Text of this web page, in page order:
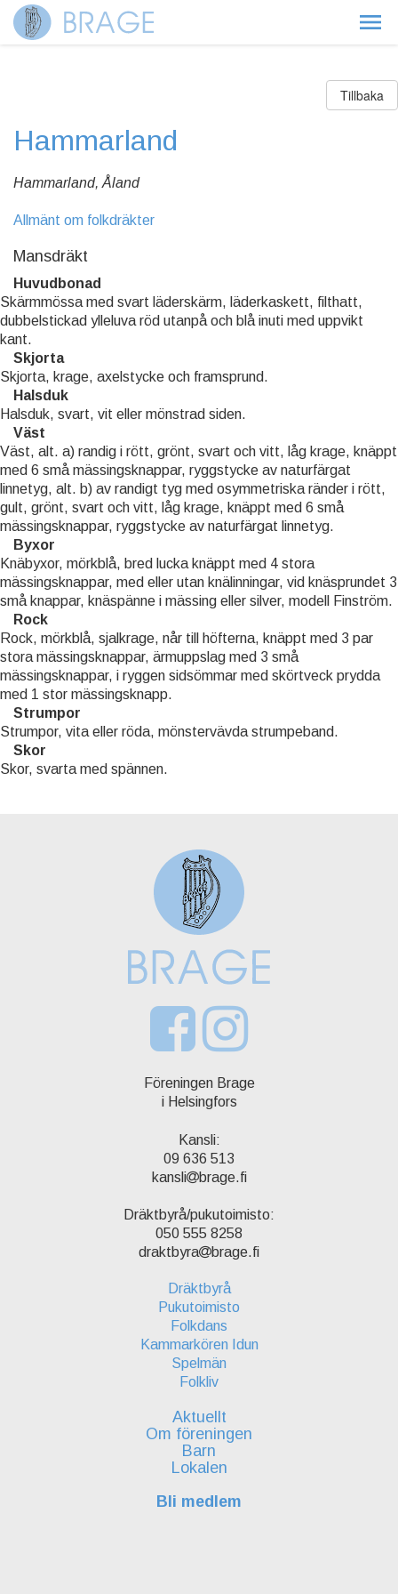
Tillbaka
Hammarland
Hammarland, Åland
Allmänt om folkdräkter
Mansdräkt
Huvudbonad
Skärmmössa med svart läderskärm, läderkaskett, filthatt,
dubbelstickad ylleluva röd utanpå och blå inuti med uppvikt
kant.
Skjorta
Skjorta, krage, axelstycke och framsprund.
Halsduk
Halsduk, svart, vit eller mönstrad siden.
Väst
Väst, alt. a) randig i rött, grönt, svart och vitt, låg krage, knäppt
med 6 små mässingsknappar, ryggstycke av naturfärgat
linnetyg, alt. b) av randigt tyg med osymmetriska ränder i rött,
gult, grönt, svart och vitt, låg krage, knäppt med 6 små
mässingsknappar, ryggstycke av naturfärgat linnetyg.
Byxor
Knäbyxor, mörkblå, bred lucka knäppt med 4 stora
mässingsknappar, med eller utan knälinningar, vid knäsprundet 3
små knappar, knäspänne i mässing eller silver, modell Finström.
Rock
Rock, mörkblå, sjalkrage, når till höfterna, knäppt med 3 par
stora mässingsknappar, ärmuppslag med 3 små
mässingsknappar, i ryggen sidsömmar med skörtveck prydda
med 1 stor mässingsknapp.
Strumpor
Strumpor, vita eller röda, mönstervävda strumpeband.
Skor
Skor, svarta med spännen.
Föreningen Brage
i Helsingfors
Kansli:
09 636 513
kansli
brage.fi
Dräktbyrå/pukutoimisto:
050 555 8258
draktbyra
brage.fi
Dräktbyrå
Pukutoimisto
Folkdans
Kammarkören Idun
Spelmän
Folkliv
Aktuellt
Om föreningen
Barn
Lokalen
Bli medlem